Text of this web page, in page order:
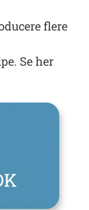
flere
Se her